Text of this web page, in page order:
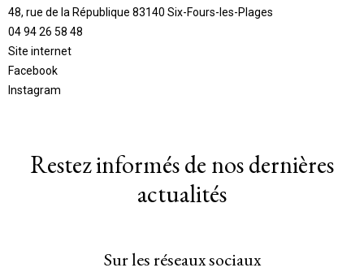
48, rue de la République 83140 Six-Fours-les-Plages
04 94 26 58 48
Site internet
Facebook
Instagram
Restez informés de nos dernières
actualités
Sur les réseaux sociaux